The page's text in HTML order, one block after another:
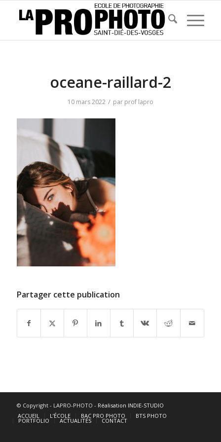
oceane-raillard-2
10 mars 2022 / par prof lapro
Partager cette publication
© Copyright - LAPRO-PHOTO - Réalisation INDIE-STUDIO
ACCUEIL
L’ÉCOLE BAC PRO PHOTO BTS PHOTO
PORTFOLIO ACTUALITÉS CONTACT